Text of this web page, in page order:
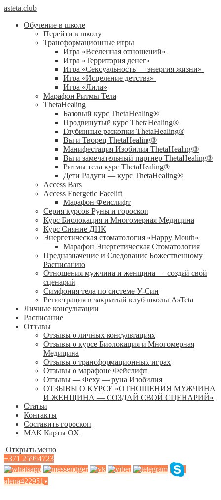
asteta.club
Обучение в школе
Перейти в школу
Трансформационные игры
Игра «Вселенная отношений»
Игра «Территория денег»
Игра «Сексуальность — энергия жизни»
Игра «Исцеление детства»
Игра «Лила»
Марафон Ритмы Тела
ThetaHealing
Базовый курс ThetaHealing®
Продвинутый курс ThetaHealing®
Глубинные раскопки ThetaHealing®
Вы и Творец ThetaHealing®
Манифестация Изобилия ThetaHealing®
Вы и замечательный партнер ThetaHealing®
Ритмы тела курс ThetaHealing®
Дети Радуги — курс ThetaHealing®
Access Bars
Access Energetic Facelift
Марафон Фейслифт
Серия курсов Руны и гороскоп
Курс Биолокация и Многомерная Медицина
Курс Сияние ДНК
Энергетическая стоматология «Happy Mouth»
Марафон Энергетическая Cтоматология
Предназначение и Следование Божественному
Расписанию
Отношения мужчина и женщина — создай свой
сценарий
Симфония тела по системе У-Син
Регистрация в закрытый клуб школы AsTeta
Личные консультации
Расписание
Отзывы
Отзывы о личных консультациях
Отзывы о курсе Биолокация и Многомерная
Медицина
Отзывы о трансформационных играх
Отзывы о марафоне Фейслифт
Отзывы — Феху — руна Изобилия
ОТЗЫВЫ О КУРСЕ «ОТНОШЕНИЯ МУЖЧИНА
И ЖЕНЩИНА — СОЗДАЙ СВОЙ СЦЕНАРИЙ»
Статьи
Контакты
Составить гороскоп
МАК Карты OХ
Открыть меню
+371 25994723
alena422951 ▾